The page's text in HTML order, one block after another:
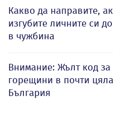
Какво да направите,
изгубите личните си
в чужбина
Внимание: Жълт код за
горещини в почти цяла
България